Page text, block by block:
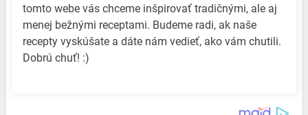
tomto webe vás chceme inšpirovať tradičnými, ale aj
menej bežnými receptami. Budeme radi, ak naše
recepty vyskúšate a dáte nám vedieť, ako vám chutili.
Dobrú chuť! :)